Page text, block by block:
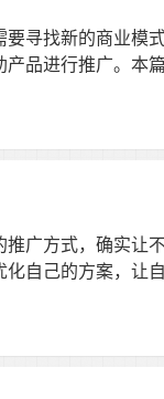
寻找新的商业模
品进行推广。本
广方式，确实让
自己的方案，让